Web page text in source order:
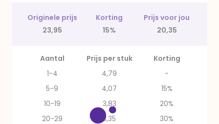
Originele prijs Korting
Prijs voor jou
23,95
15% 20,35
Aantal Prijs per stuk
Korting
1-4
4,79
-
5-9
4,07
15%
10-19
3,83
20%
20-29
3,35
30%